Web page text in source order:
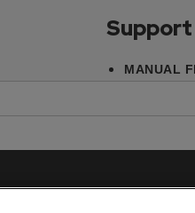
Support
MANUAL